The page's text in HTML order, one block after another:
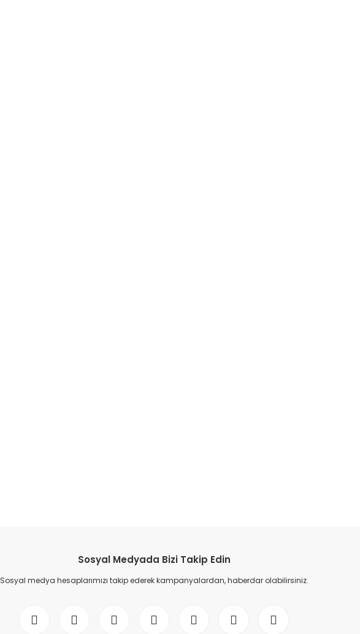
Sosyal Medyada Bizi Takip Edin
Sosyal medya hesaplarımızı takip ederek kampanyalardan, haberdar olabilirsiniz.